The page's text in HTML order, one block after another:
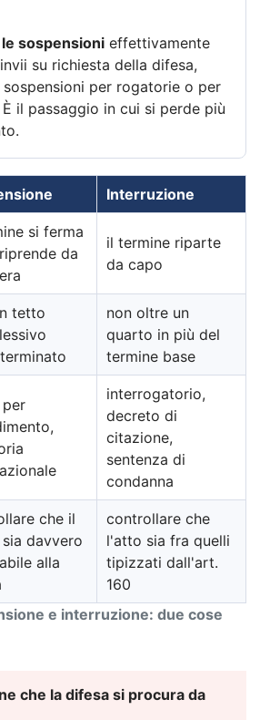
sospensioni effettivamente
su richiesta della difesa,
per rogatorie o per
il passaggio in cui si perde più
e interruzione: due cose
Interruzione
si ferma
da
il termine riparte
da capo
tetto
non oltre un
quarto in più del
termine base
interrogatorio,
decreto di
citazione,
sentenza di
condanna
che il
davvero
alla
controllare che
l'atto sia fra quelli
tipizzati dall'art.
160
che la difesa si procura da